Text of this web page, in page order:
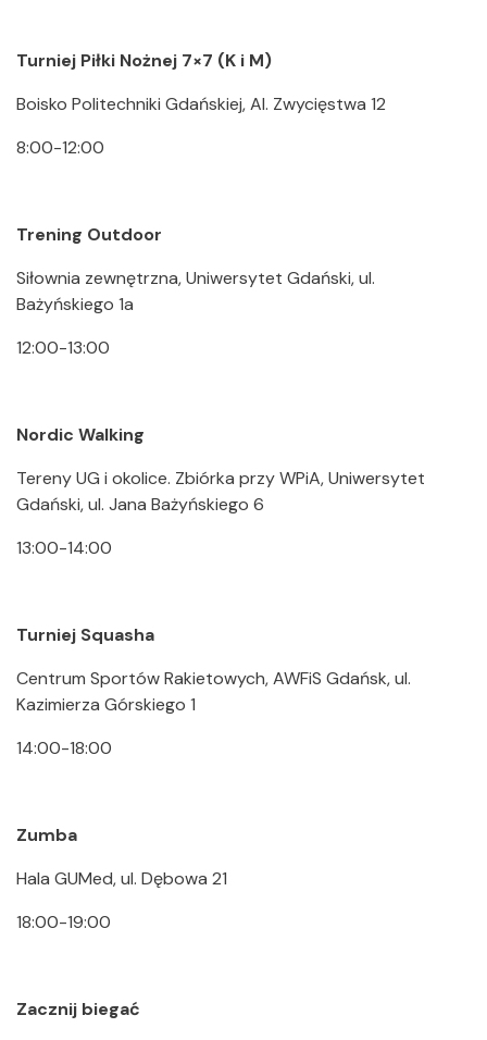
Turniej Piłki Nożnej 7×7 (K i M)
Boisko Politechniki Gdańskiej, Al. Zwycięstwa 12
8:00-12:00
Trening Outdoor
Siłownia zewnętrzna, Uniwersytet Gdański, ul.
Bażyńskiego 1a
12:00-13:00
Nordic Walking
Tereny UG i okolice. Zbiórka przy WPiA, Uniwersytet
Gdański, ul. Jana Bażyńskiego 6
13:00-14:00
Turniej Squasha
Centrum Sportów Rakietowych, AWFiS Gdańsk, ul.
Kazimierza Górskiego 1
14:00-18:00
Zumba
Hala GUMed, ul. Dębowa 21
18:00-19:00
Zacznij biegać